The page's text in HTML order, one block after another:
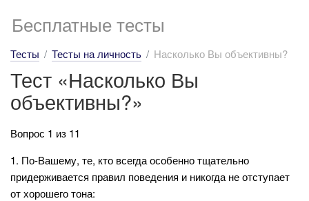
Бесплатные тесты
Тесты Тесты на личность Насколько Вы объективны?
Тест «Насколько Вы
объективны?»
Вопрос 1 из 11
1. По-Вашему, те, кто всегда особенно тщательно
придерживается правил поведения и никогда не отступает
от хорошего тона: